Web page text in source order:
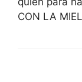
CON LA